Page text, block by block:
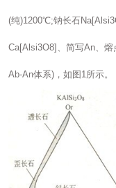
(纯)1200℃;钠长石
Ca[Alsi3O8]、简写An、
Ab-An体系)，如图1所示。